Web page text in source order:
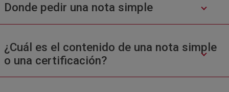
Donde pedir una nota simple
¿Cuál es el contenido de una nota simple
o una certificación?